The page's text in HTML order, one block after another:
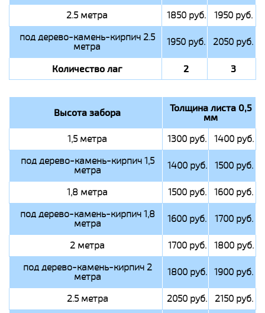
2.5 метра 1850 руб.
1950 руб.
под дерево-камень-кирпич 2.5
метра 1950 руб. 2050 руб.
Количество лаг 2 3
Высота забора Толщина листа 0,5
мм
1,5 метра 1300 руб.
1400 руб.
под дерево-камень-кирпич 1,5
метра 1400 руб. 1500 руб.
1,8 метра 1500 руб.
1600 руб.
под дерево-камень-кирпич 1,8
метра 1600 руб. 1700 руб.
2 метра 1700 руб.
1800 руб.
под дерево-камень-кирпич 2
метра 1800 руб. 1900 руб.
2.5 метра 2050 руб.
2150 руб.